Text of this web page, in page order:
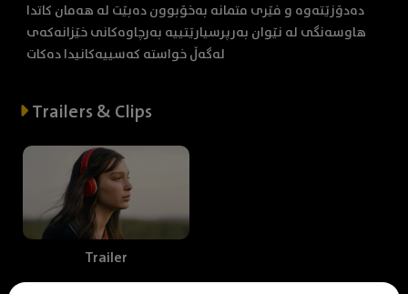
دەدۆزێتەوە و فێری متمانە بەخۆبوون دەبێت لە هەمان کاتدا
هاوسەنگی لە نێوان بەرپرسیارێتییە بەرچاوەکانی خێزانەکەی
لەگەڵ خواستە کەسییەکانیدا دەکات
Trailers & Clips
Trailer